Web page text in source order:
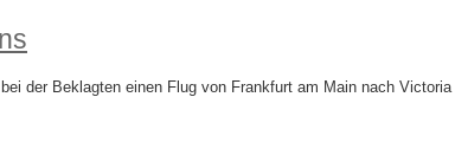
der Beklagten einen Flug von Frankfurt am Main nach